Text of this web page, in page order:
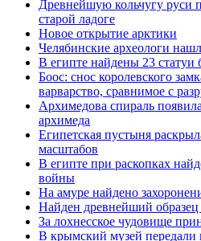
Древнейшую кольчугу руси
старой ладоге
Новое открытие арктики
Челябинские археологи
В египте найдены 23 статуи
Боос: снос королевского
варварство, сравнимое с
Архимедова спираль
архимеда
Египетская пустыня
масштабов
В египте при раскопках
войны
На амуре найдено
Найден древнейший
За лохнесское чудовище
В крымский музей